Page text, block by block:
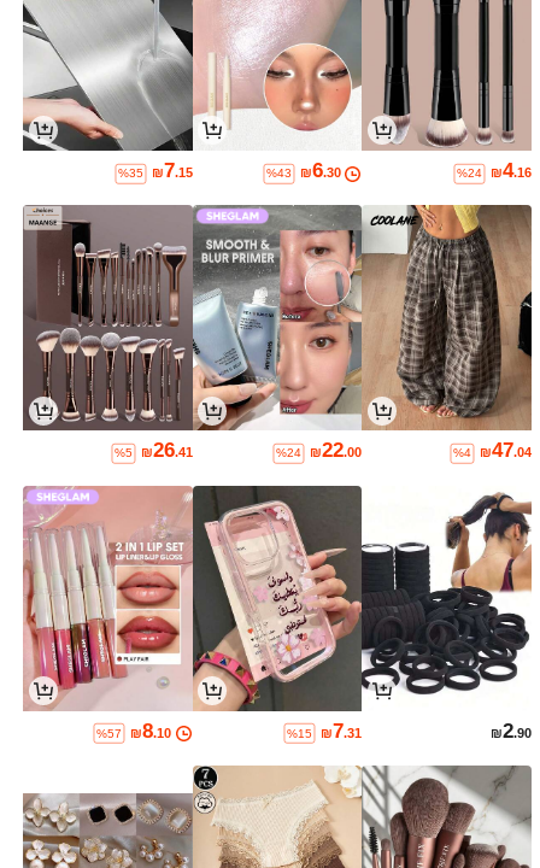
₪4.16
%24
₪6.30
%43
₪7.15
%35
₪47.04
%4
₪22.00
%24
₪26.41
%5
₪2.90
₪7.31
%15
₪8.10
%57